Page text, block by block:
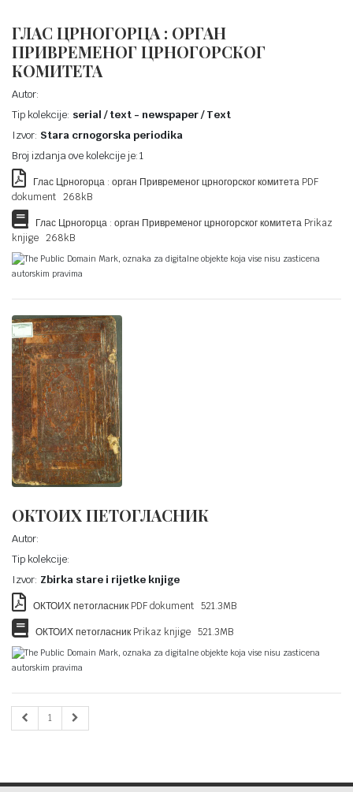
ГЛАС ЦРНОГОРЦА : ОРГАН
ПРИВРЕМЕНОГ ЦРНОГОРСКОГ
КОМИТЕТА
Autor:
Tip kolekcije: serial / text - newspaper / Text
Izvor: Stara crnogorska periodika
Broj izdanja ove kolekcije je:1
Глас Црногорца : орган Привременог црногорског комитета PDF
dokument 268kB
Глас Црногорца : орган Привременог црногорског комитета Prikaz
knjige 268kB
The Public Domain Mark, oznaka za digitalne objekte koja vise nisu zasticena
autorskim pravima
ОКТОИХ ПЕТОГЛАСНИК
Autor:
Tip kolekcije:
Izvor: Zbirka stare i rijetke knjige
ОКТОИХ петогласник PDF dokument 521.3MB
ОКТОИХ петогласник Prikaz knjige 521.3MB
The Public Domain Mark, oznaka za digitalne objekte koja vise nisu zasticena
autorskim pravima
1